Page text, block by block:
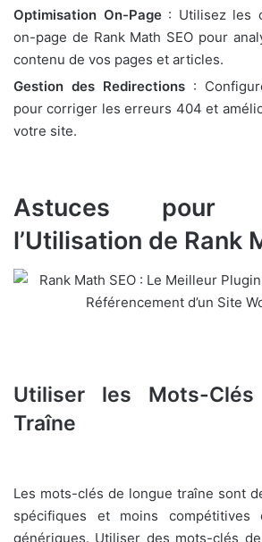
Optimisation On-Page: Utilisez les
on-page de Rank Math SEO pour
contenu de vos pages et articles.
Gestion des Redirections :
pour corriger les erreurs 404 et
votre site.
Astuces pour
l’Utilisation de Rank
Utiliser les Mots-
Traîne
Les mots-clés de longue traîne sont
spécifiques et moins compétitives
génériques. Utiliser des mots-clés